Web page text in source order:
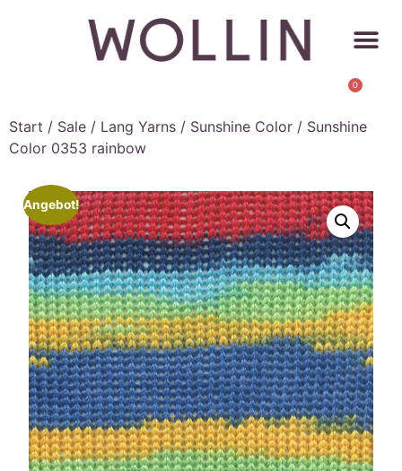
0
Start / Sale / Lang Yarns / Sunshine Color / Sunshine
Color 0353 rainbow
Angebot!